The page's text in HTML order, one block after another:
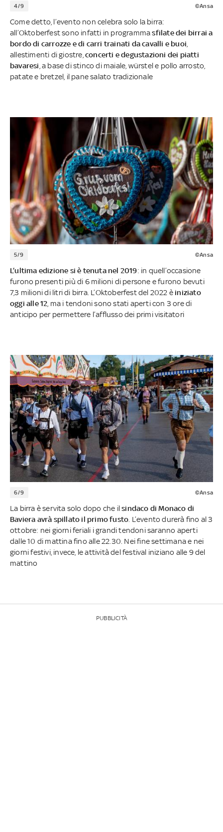
4/9 ©Ansa
Come detto, l’evento non celebra solo la birra:
all’Oktoberfest sono infatti in programmasfilate dei birrai a
bordo di carrozze e di carri trainati da cavalli e buoi
allestimenti di giostre, concerti e degustazioni dei piatti
bavaresi , a base di stinco di maiale, würstel e pollo arrosto,
patate e bretzel, il pane salato tradizionale
5/9 ©Ansa
L’ultima edizione si è tenuta nel 2019: in quell’occasione
furono presenti più di 6 milioni di persone e furono bevuti
7,3 milioni di litri di birra. L’Oktoberfest del 2022 è iniziato
oggi alle 12 , ma i tendoni sono stati aperti con 3 ore di
anticipo per permettere l’afflusso dei primi visitatori
6/9 ©Ansa
La birra è servita solo dopo che ilsindaco di Monaco di
Baviera avrà spillato il primo fusto . L’evento durerà fino al 3
ottobre: nei giorni feriali i grandi tendoni saranno aperti
dalle 10 di mattina fino alle 22.30. Nei fine settimana e nei
giorni festivi, invece, le attività del festival iniziano alle 9 del
mattino
PUBBLICITÀ